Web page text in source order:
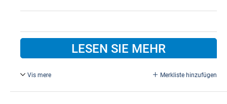
LESEN SIE MEHR
Vis mere Merkliste hinzufügen